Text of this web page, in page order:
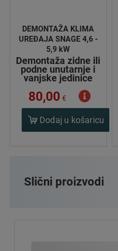
DEMONTAŽA KLIMA
UREĐAJA SNAGE 4,6 -
5,9 kW
Demontaža zidne ili
podne unutarnje i
vanjske jedinice
80,00 €
Dodaj u košaricu
Slični proizvodi